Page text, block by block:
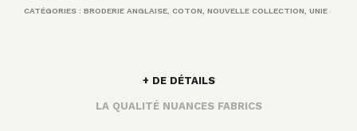
CATÉGORIES : BRODERIE ANGLAISE, COTON, NOUVELLE COLLECTION, UNIE
+ DE DÉTAILS
LA QUALITÉ NUANCES FABRICS